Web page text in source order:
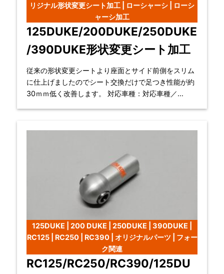
リジナル形状変更シート加工 | ローシャーシ | ローシ
ャーシ加工
125DUKE/200DUKE/250DUKE
/390DUKE形状変更シート加工
従来の形状変更シートより座面とサイド前側をスリム
に仕上げましたのでシート交換だけで足つき性能が約
30ｍｍ低く改善します。 対応車種：対応車種／
125DUKE | 200 DUKE | 250DUKE | 390DUKE |
RC125 | RC250 | RC390 | オリジナルパーツ | フォー
ク関連
RC125/RC250/RC390/125DU